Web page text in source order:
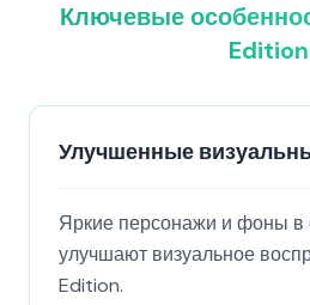
Ключевые
Edition
Улучшенные
Яркие персонажи и фоны в
улучшают визуальное
Edition.